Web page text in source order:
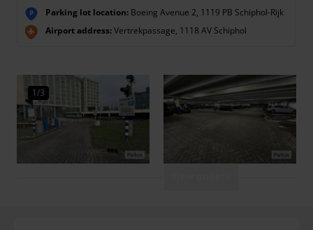
P Parking lot location: Boeing Avenue 2, 1119 PB Schiphol-Rijk
Airport address:Vertrekpassage, 1118 AV Schiphol
1/3